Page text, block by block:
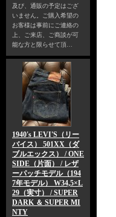
及び、通販の予定はござ
いません。ご購入希望の
お客様は事前にご連絡の
上、ご来店、ご商談が可
能な方と限らせて頂…
1940's LEVI'S（リー
バイス） 501XX（ダ
ブルエックス） / ONE
SIDE（片面） / レザ
ーパッチモデル（194
7年モデル） W34,5×L
29（実寸） / SUPER
DARK ＆ SUPER MI
NTY